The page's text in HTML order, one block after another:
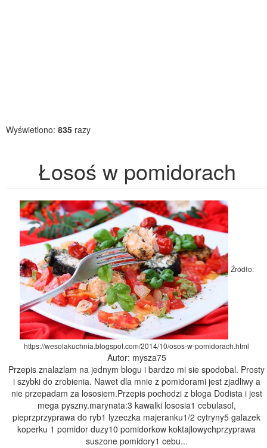
Wyświetlono: 835 razy
Łosoś w pomidorach
Źródło:
https://wesolakuchnia.blogspot.com/2014/10/osos-w-pomidorach.html
Autor: mysza75
Przepis znalazlam na jednym blogu i bardzo mi sie spodobal. Prosty
i szybki do zrobienia. Nawet dla mnie z pomidorami jest zjadliwy a
nie przepadam za lososiem.Przepis pochodzi z bloga Dodista i jest
mega pyszny.marynata:3 kawalki lososia1 cebulasol,
pieprzprzyprawa do ryb1 lyzeczka majeranku1/2 cytryny5 galazek
koperku 1 pomidor duzy10 pomidorkow koktajlowychprzyprawa
suszone pomidory1 cebu...